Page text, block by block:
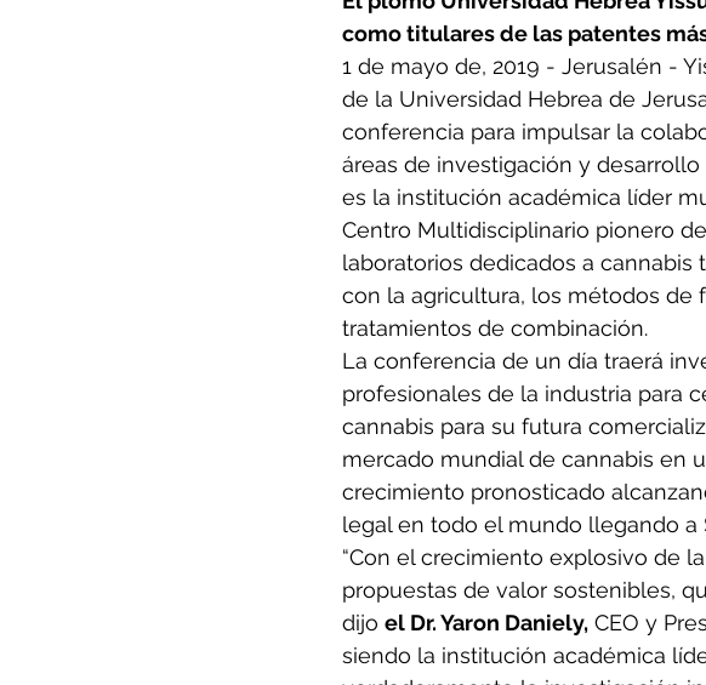
como titulares de las patentes
1 de mayo de, 2019 - Jerusalén -
de la Universidad Hebrea de
conferencia para impulsar la
áreas de investigación y
es la institución académica líder
Centro Multidisciplinario pionero
laboratorios dedicados a
con la agricultura, los métodos de
tratamientos de combinación.
La conferencia de un día traerá
profesionales de la industria para
cannabis para su futura
mercado mundial de cannabis en
crecimiento pronosticado
legal en todo el mundo llegando a
“Con el crecimiento explosivo de
propuestas de valor sostenibles,
dijo el Dr. Yaron Daniely, CEO y
siendo la institución académica